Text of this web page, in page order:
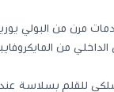
من البولي
من
للقلم بسلاسة عند